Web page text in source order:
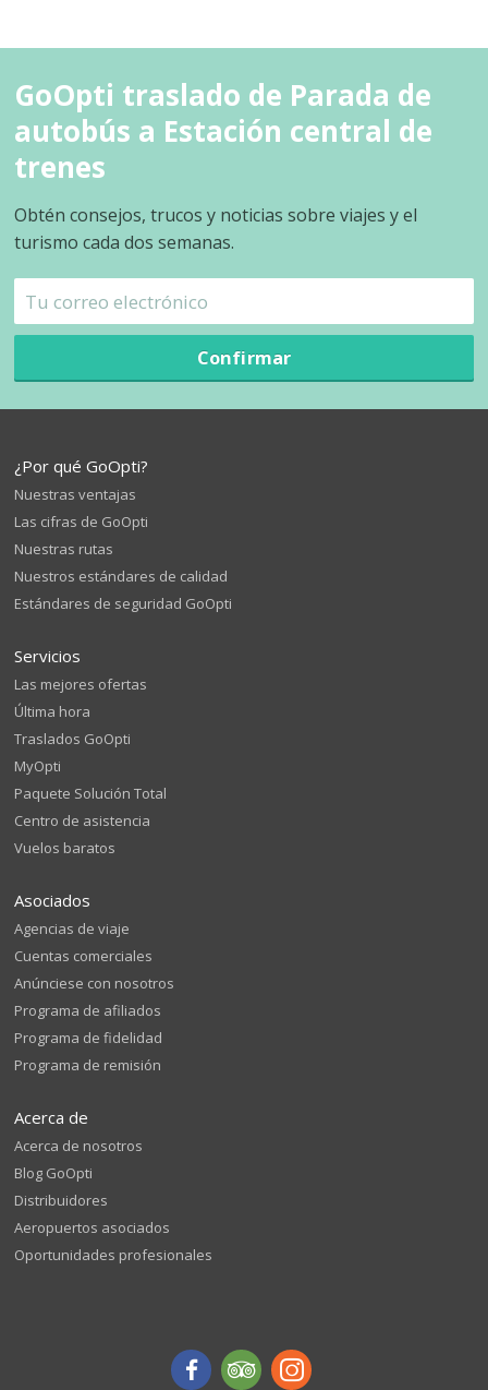
GoOpti traslado de Parada de
autobús a Estación central de
trenes
Obtén consejos, trucos y noticias sobre viajes y el
turismo cada dos semanas.
Confirmar
¿Por qué GoOpti?
Nuestras ventajas
Las cifras de GoOpti
Nuestras rutas
Nuestros estándares de calidad
Estándares de seguridad GoOpti
Servicios
Las mejores ofertas
Última hora
Traslados GoOpti
MyOpti
Paquete Solución Total
Centro de asistencia
Vuelos baratos
Asociados
Agencias de viaje
Cuentas comerciales
Anúnciese con nosotros
Programa de afiliados
Programa de fidelidad
Programa de remisión
Acerca de
Acerca de nosotros
Blog GoOpti
Distribuidores
Aeropuertos asociados
Oportunidades profesionales